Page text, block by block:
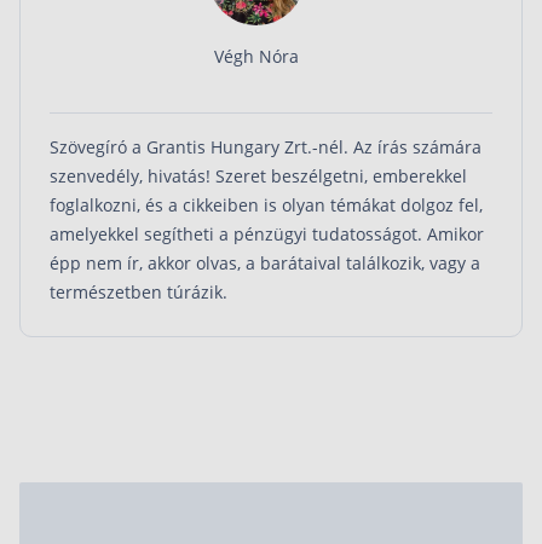
Végh Nóra
Szövegíró a Grantis Hungary Zrt.-nél. Az írás számára
szenvedély, hivatás! Szeret beszélgetni, emberekkel
foglalkozni, és a cikkeiben is olyan témákat dolgoz fel,
amelyekkel segítheti a pénzügyi tudatosságot. Amikor
épp nem ír, akkor olvas, a barátaival találkozik, vagy a
természetben túrázik.